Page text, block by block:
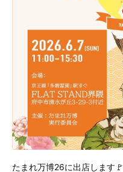
たまれ万博26に出店します🚩